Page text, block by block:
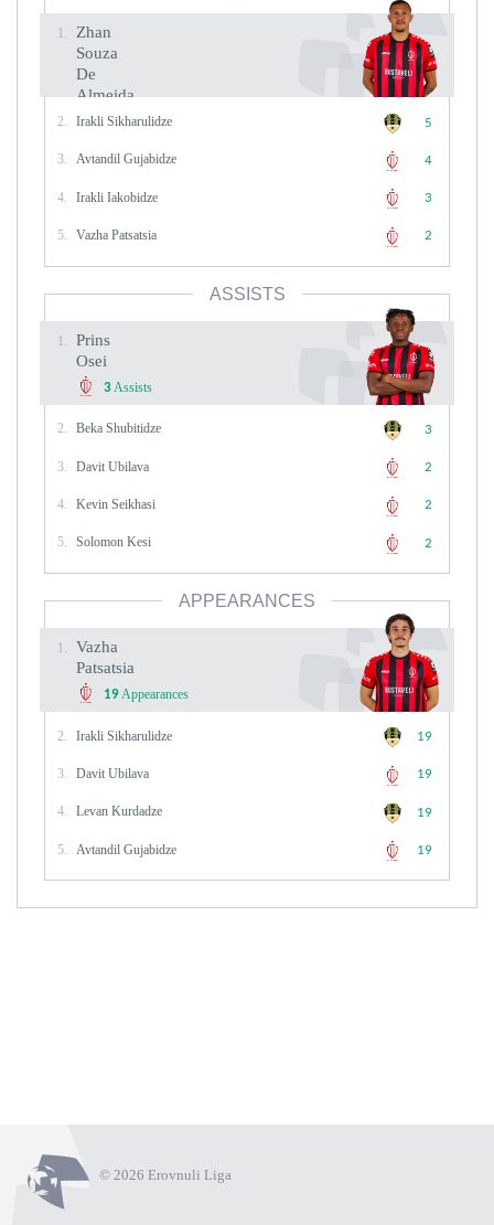
1.
Zhan
Souza
De
Almeida
5Goals
2. Irakli Sikharulidze 5
3. Avtandil Gujabidze 4
4. Irakli Iakobidze 3
5. Vazha Patsatsia 2
ASSISTS
1.
Prins
Osei
3 Assists
2. Beka Shubitidze 3
3. Davit Ubilava 2
4. Kevin Seikhasi 2
5. Solomon Kesi 2
APPEARANCES
1.
Vazha
Patsatsia
19Appearances
2. Irakli Sikharulidze 19
3. Davit Ubilava 19
4. Levan Kurdadze 19
5. Avtandil Gujabidze 19
© 2026 Erovnuli Liga